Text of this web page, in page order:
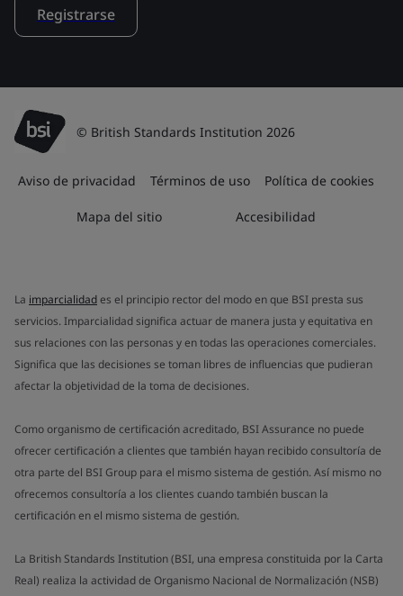
Registrarse
© British Standards Institution 2026
Aviso de privacidad Términos de uso Política de cookies
Mapa del sitio Accesibilidad
La imparcialidades el principio rector del modo en que BSI presta sus
servicios. Imparcialidad significa actuar de manera justa y equitativa en
sus relaciones con las personas y en todas las operaciones comerciales.
Significa que las decisiones se toman libres de influencias que pudieran
afectar la objetividad de la toma de decisiones.
Como organismo de certificación acreditado, BSI Assurance no puede
ofrecer certificación a clientes que también hayan recibido consultoría de
otra parte del BSI Group para el mismo sistema de gestión. Así mismo no
ofrecemos consultoría a los clientes cuando también buscan la
certificación en el mismo sistema de gestión.
La British Standards Institution (BSI, una empresa constituida por la Carta
Real) realiza la actividad de Organismo Nacional de Normalización (NSB)